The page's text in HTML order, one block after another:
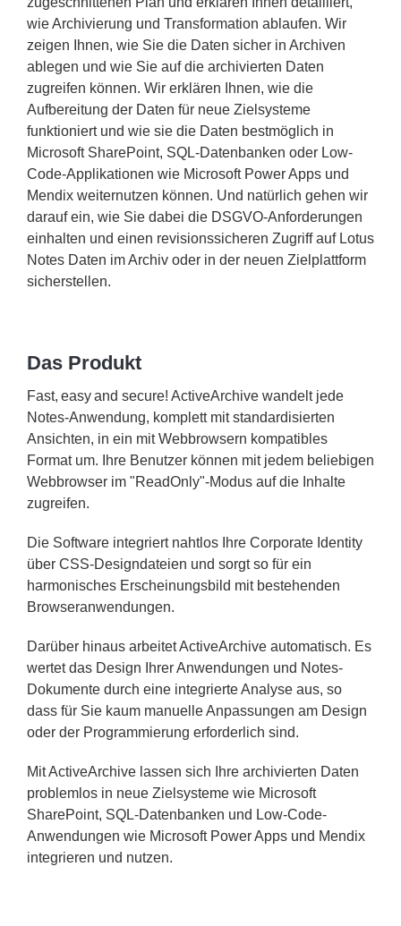
wie Archivierung und Transformation ablaufen. Wir
zeigen Ihnen, wie Sie die Daten sicher in Archiven
ablegen und wie Sie auf die archivierten Daten
zugreifen können. Wir erklären Ihnen, wie die
Aufbereitung der Daten für neue Zielsysteme
funktioniert und wie sie die Daten bestmöglich in
Microsoft SharePoint, SQL-Datenbanken oder Low-
Code-Applikationen wie Microsoft Power Apps und
Mendix weiternutzen können. Und natürlich gehen wir
darauf ein, wie Sie dabei die DSGVO-Anforderungen
einhalten und einen revisionssicheren Zugriff auf Lotus
Notes Daten im Archiv oder in der neuen Zielplattform
sicherstellen.
Das Produkt
Fast, easy and secure! ActiveArchive wandelt jede
Notes-Anwendung, komplett mit standardisierten
Ansichten, in ein mit Webbrowsern kompatibles
Format um. Ihre Benutzer können mit jedem beliebigen
Webbrowser im "ReadOnly"-Modus auf die Inhalte
zugreifen.
Die Software integriert nahtlos Ihre Corporate Identity
über CSS-Designdateien und sorgt so für ein
harmonisches Erscheinungsbild mit bestehenden
Browseranwendungen.
Darüber hinaus arbeitet ActiveArchive automatisch. Es
wertet das Design Ihrer Anwendungen und Notes-
Dokumente durch eine integrierte Analyse aus, so
dass für Sie kaum manuelle Anpassungen am Design
oder der Programmierung erforderlich sind.
Mit ActiveArchive lassen sich Ihre archivierten Daten
problemlos in neue Zielsysteme wie Microsoft
SharePoint, SQL-Datenbanken und Low-Code-
Anwendungen wie Microsoft Power Apps und Mendix
integrieren und nutzen.